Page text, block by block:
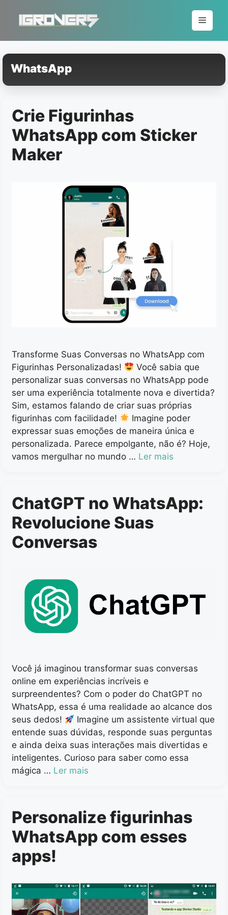
conteúdo
Menu
WhatsApp
Crie Figurinhas
WhatsApp com Sticker
Maker
Transforme Suas Conversas no WhatsApp com
Figurinhas Personalizadas!
Você sabia que
personalizar suas conversas no WhatsApp pode
ser uma experiência totalmente nova e divertida?
Sim, estamos falando de criar suas próprias
figurinhas com facilidade!
Imagine poder
expressar suas emoções de maneira única e
personalizada. Parece empolgante, não é? Hoje,
vamos mergulhar no mundo … Ler mais
ChatGPT no WhatsApp:
Revolucione Suas
Conversas
Você já imaginou transformar suas conversas
online em experiências incríveis e
surpreendentes? Com o poder do ChatGPT no
WhatsApp, essa é uma realidade ao alcance dos
seus dedos!
Imagine um assistente virtual que
entende suas dúvidas, responde suas perguntas
e ainda deixa suas interações mais divertidas e
inteligentes. Curioso para saber como essa
mágica … Ler mais
Personalize figurinhas
WhatsApp com esses
apps!